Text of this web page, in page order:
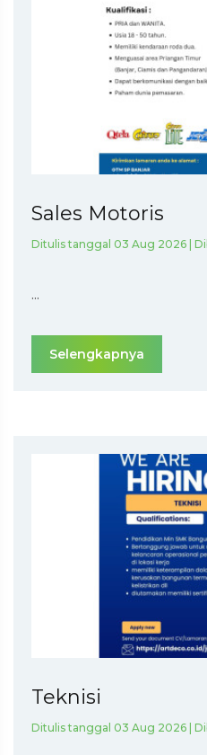
Sales Motoris
Ditulis tanggal 03 Aug 2026 |
...
Selengkapnya
Teknisi
Ditulis tanggal 03 Aug 2026 |